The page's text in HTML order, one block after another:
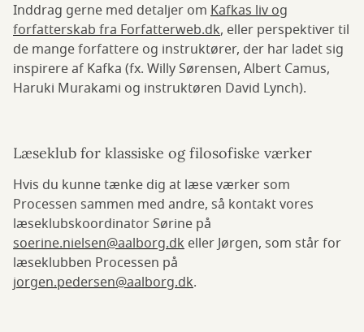
Inddrag gerne med detaljer om Kafkas liv og
forfatterskab fra Forfatterweb.dk, eller perspektiver til
de mange forfattere og instruktører, der har ladet sig
inspirere af Kafka (fx. Willy Sørensen, Albert Camus,
Haruki Murakami og instruktøren David Lynch).
Læseklub for klassiske og filosofiske værker
Hvis du kunne tænke dig at læse værker som
Processen sammen med andre, så kontakt vores
læseklubskoordinator Sørine på
soerine.nielsen@aalborg.dk eller Jørgen, som står for
læseklubben Processen på
jorgen.pedersen@aalborg.dk.